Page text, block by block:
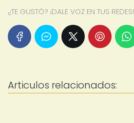
¿TE GUSTÓ? ¡DALE VOZ EN TUS REDES!
Articulos relacionados: